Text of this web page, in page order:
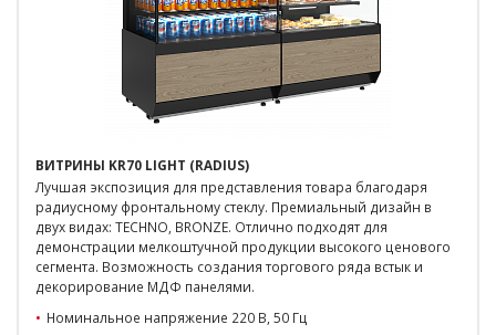
ВИТРИНЫ KR70 LIGHT (RADIUS)
Лучшая экспозиция для представления товара благодаря
радиусному фронтальному стеклу. Премиальный дизайн в
двух видах: TECHNO, BRONZE. Отлично подходят для
демонстрации мелкоштучной продукции высокого ценового
сегмента. Возможность создания торгового ряда встык и
декорирование МДФ панелями.
Номинальное напряжение 220 В, 50 Гц